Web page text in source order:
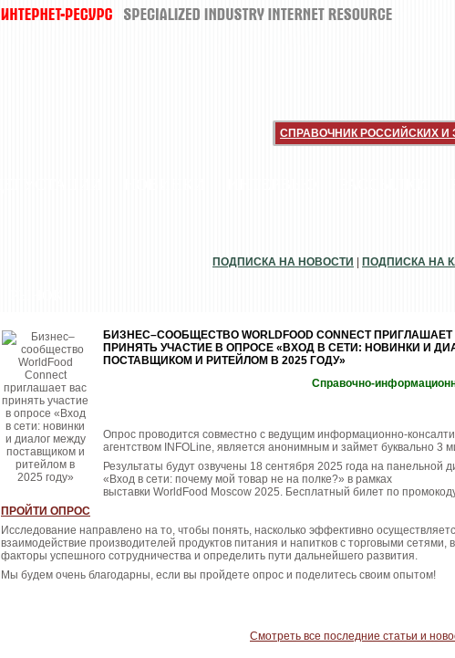
СПРАВОЧНИК РОССИЙСКИХ
ПОДПИСКА НА НОВОСТИ ПОДПИСКА НА
БИЗНЕС–СООБЩЕСТВО WORLDFOOD CONNECT
ПРИНЯТЬ УЧАСТИЕ В ОПРОСЕ «ВХОД В СЕТИ: НОВИНКИ И
ПОСТАВЩИКОМ И РИТЕЙЛОМ В 2025 ГОДУ»
Справочно-
Опрос проводится совместно с ведущим информационно-
агентством INFOLine, является анонимным и займет буквально 3
Результаты будут озвучены 18 сентября 2025 года на панельной
«Вход в сети: почему мой товар не на полке?» в рамках
выставки WorldFood Moscow 2025. Бесплатный билет по
ПРОЙТИ ОПРОС
Исследование направлено на то, чтобы понять, насколько эффективно
взаимодействие производителей продуктов питания и напитков с торговыми сетями,
факторы успешного сотрудничества и определить пути дальнейшего развития.
Мы будем очень благодарны, если вы пройдете опрос и поделитесь своим опытом!
Смотреть все последние статьи и